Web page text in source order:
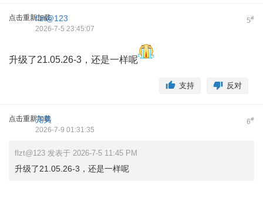
点击重新加载 5#
flzt@123
2026-7-5 23:45:07
升级了21.05.26-3，还是一样呢
反对
支持
点击重新加载 6#
完美
2026-7-9 01:31:35
flzt@123 发表于 2026-7-5 11:45 PM
升级了21.05.26-3，还是一样呢